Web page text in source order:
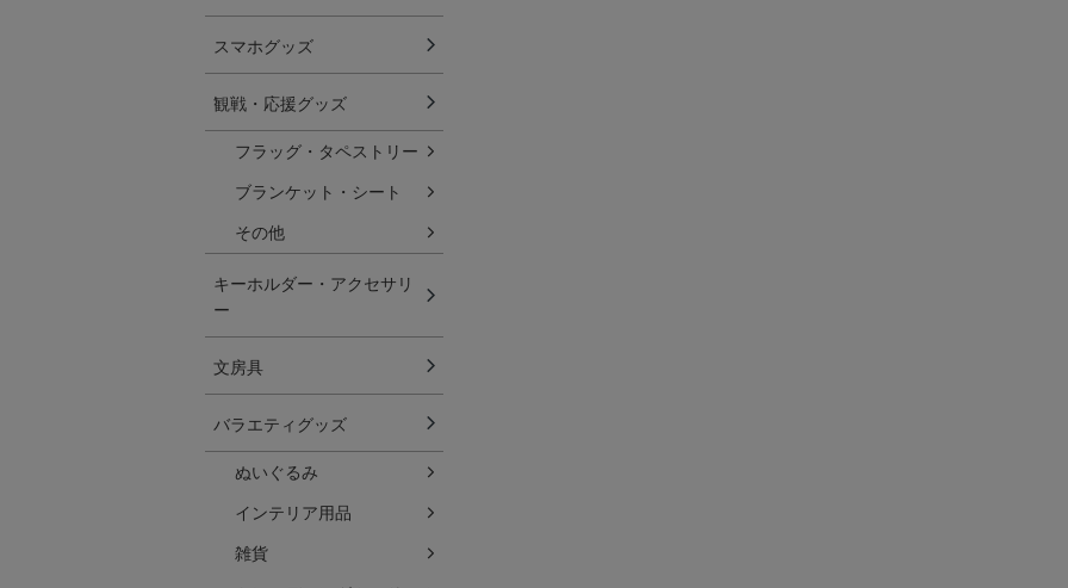
スマホグッズ
観戦・応援グッズ
フラッグ・タペストリー
ブランケット・シート
その他
キーホルダー・アクセサリ
ー
文房具
バラエティグッズ
ぬいぐるみ
インテリア用品
雑貨